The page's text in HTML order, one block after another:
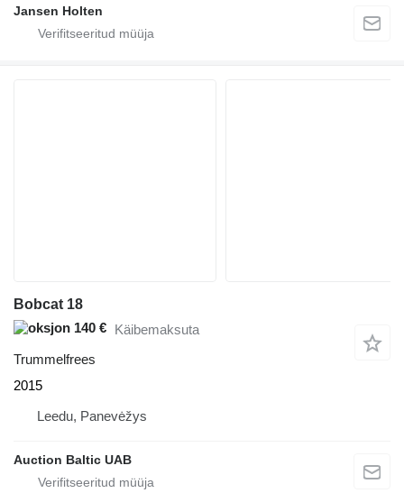
Jansen Holten
Bobcat 18
140 € Käibemaksuta
Trummelfrees
2015
Leedu, Panevėžys
Auction Baltic UAB